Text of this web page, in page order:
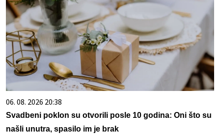
06. 08. 2026 20:38
Svadbeni poklon su otvorili posle 10 godina: Oni što su
našli unutra, spasilo im je brak